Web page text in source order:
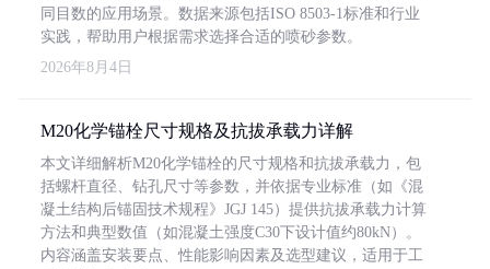
同目数的应用场景。数据来源包括ISO 8503-1标准和行业
实践，帮助用户根据需求选择合适的喷砂参数。
2026年8月4日
M20化学锚栓尺寸规格及抗拔承载力详解
本文详细解析M20化学锚栓的尺寸规格和抗拔承载力，包
括螺杆直径、钻孔尺寸等参数，并依据专业标准（如《混
凝土结构后锚固技术规程》JGJ 145）提供抗拔承载力计算
方法和典型数值（如混凝土强度C30下设计值约80kN）。
内容涵盖安装要点、性能影响因素及选型建议，适用于工